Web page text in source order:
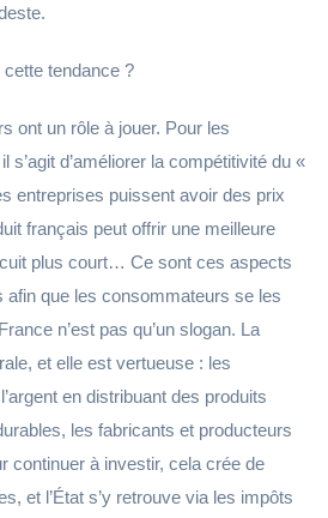
tendance ?
ont un rôle à jouer. Pour les
s’agit d’améliorer la compétitivité du «
entreprises puissent avoir des prix
français peut offrir une meilleure
plus court… Ce sont ces aspects
afin que les consommateurs se les
n’est pas qu’un slogan. La
et elle est vertueuse : les
en distribuant des produits
les fabricants et producteurs
continuer à investir, cela crée de
et l’État s’y retrouve via les impôts